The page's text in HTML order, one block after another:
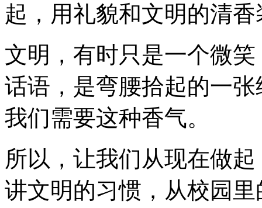
起，用礼貌和文明的清
文明，有时只是一个微
话语，是弯腰拾起的一
我们需要这种香气。
所以，让我们从现在做
讲文明的习惯，从校园